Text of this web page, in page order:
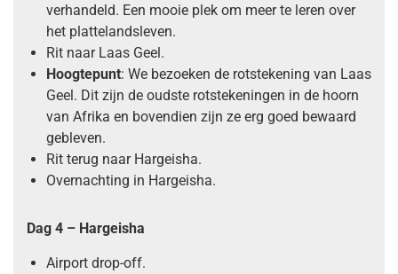
verhandeld. Een mooie plek om meer te leren over
het plattelandsleven.
Rit naar Laas Geel.
Hoogtepunt: We bezoeken de rotstekening van Laas
Geel. Dit zijn de oudste rotstekeningen in de hoorn
van Afrika en bovendien zijn ze erg goed bewaard
gebleven.
Rit terug naar Hargeisha.
Overnachting in Hargeisha.
Dag 4 – Hargeisha
Airport drop-off.